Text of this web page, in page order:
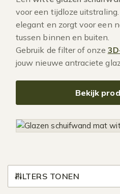
voor een tijdloze
elegant en zorgt voor een
tussen binnen en buiten.
Gebruik de filter of onze
jouw nieuwe antraciete
Bekijk
FILTERS TONEN